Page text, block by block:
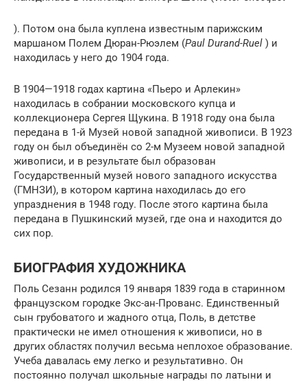
). Потом она была куплена известным парижским
маршаном Полем Дюран-Рюэлем (Paul Durand-Ruel ) и
находилась у него до 1904 года.
В 1904—1918 годах картина «Пьеро и Арлекин»
находилась в собрании московского купца и
коллекционера Сергея Щукина. В 1918 году она была
передана в 1-й Музей новой западной живописи. В 1923
году он был объединён со 2-м Музеем новой западной
живописи, и в результате был образован
Государственный музей нового западного искусства
(ГМНЗИ), в котором картина находилась до его
упразднения в 1948 году. После этого картина была
передана в Пушкинский музей, где она и находится до
сих пор.
БИОГРАФИЯ ХУДОЖНИКА
Поль Сезанн родился 19 января 1839 года в старинном
французском городке Экс-ан-Прованс. Единственный
сын грубоватого и жадного отца, Поль, в детстве
практически не имел отношения к живописи, но в
других областях получил весьма неплохое образование.
Учеба давалась ему легко и результативно. Он
постоянно получал школьные награды по латыни и